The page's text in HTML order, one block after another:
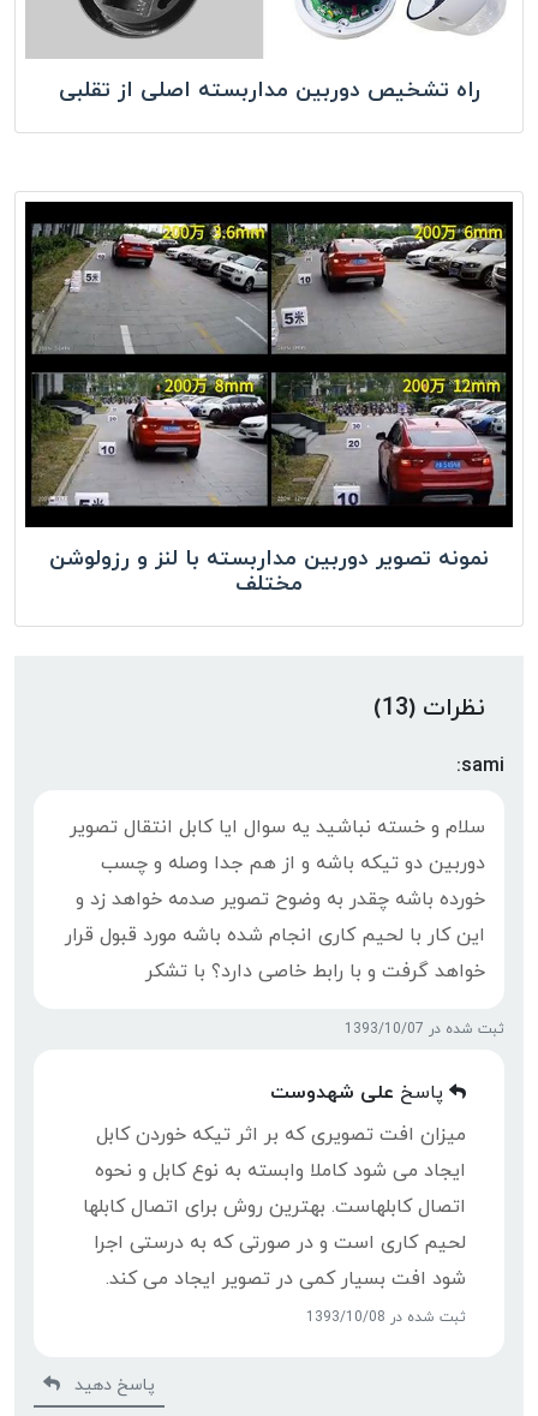
راه تشخیص دوربین مداربسته اصلی از تقلبی
نمونه تصویر دوربین مداربسته با لنز و رزولوشن
مختلف
نظرات (13)
sami:
سلام و خسته نباشید یه سوال ایا کابل انتقال تصویر
دوربین دو تیکه باشه و از هم جدا وصله و چسب
خورده باشه چقدر به وضوح تصویر صدمه خواهد زد و
این کار با لحیم کاری انجام شده باشه مورد قبول قرار
خواهد گرفت و با رابط خاصی دارد؟ با تشکر
ثبت شده در 1393/10/07
پاسخ علی شهدوست
میزان افت تصویری که بر اثر تیکه خوردن کابل
ایجاد می شود کاملا وابسته به نوع کابل و نحوه
اتصال کابلهاست. بهترین روش برای اتصال کابلها
لحیم کاری است و در صورتی که به درستی اجرا
شود افت بسیار کمی در تصویر ایجاد می کند.
ثبت شده در 1393/10/08
پاسخ دهید